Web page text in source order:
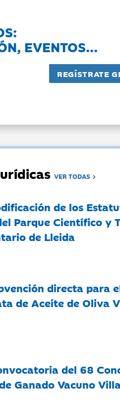
EVENTOS...
VER TODAS
de los
Parque Científico y
de Lleida
directa para
de Aceite de Oliva
del 68
Ganado Vacuno